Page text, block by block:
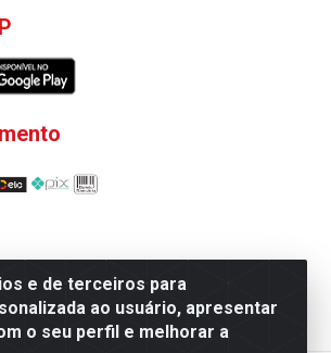
e de terceiros para
ao usuário, apresentar
o seu perfil e melhorar a